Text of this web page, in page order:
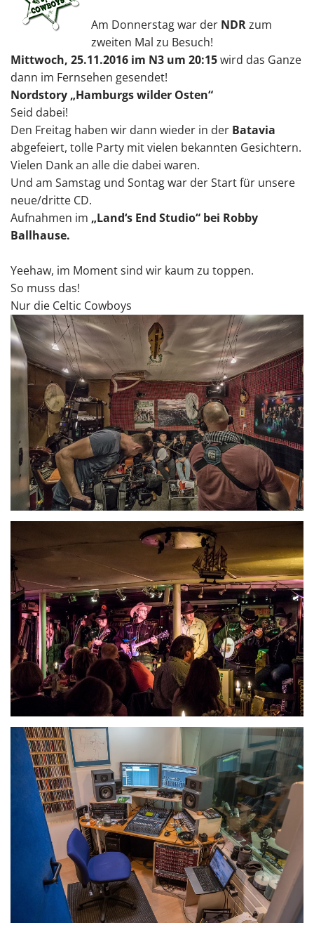
Am Donnerstag war der NDRzum
zweiten Mal zu Besuch!
Mittwoch, 25.11.2016 im N3 um 20:15wird das Ganze
dann im Fernsehen gesendet!
Nordstory „Hamburgs wilder Osten“
Seid dabei!
Den Freitag haben wir dann wieder in der Batavia
abgefeiert, tolle Party mit vielen bekannten Gesichtern.
Vielen Dank an alle die dabei waren.
Und am Samstag und Sontag war der Start für unsere
neue/dritte CD.
Aufnahmen im „Land‘s End Studio“ bei Robby
Ballhause.
Yeehaw, im Moment sind wir kaum zu toppen.
So muss das!
Nur die Celtic Cowboys